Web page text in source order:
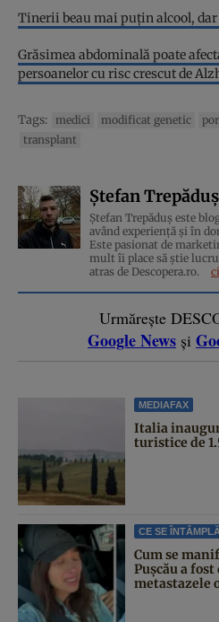
Tinerii beau mai puțin alcool, dar
Grăsimea abdominală poate
persoanelor cu risc crescut de
Tags: medici modificat genetic
transplant
Ștefan Trepăduș
Ștefan Trepăduș este
având experiență și în
Este pasionat de
mult îi place să știe
atras de Descopera.ro.
Urmărește
Google News și
MEDIAFAX
Italia
turistice de
CE SE
Cum se
Pușcău a
metastazele